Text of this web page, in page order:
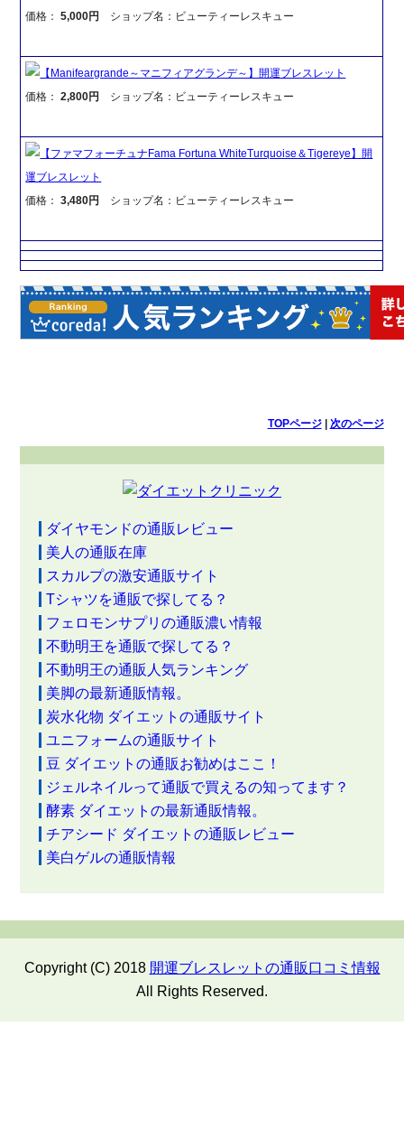
価格：5,000円 ショップ名：ビューティーレスキュー
【Manifeargrande～マニフィアグランデ～】開運ブレスレット
価格：2,800円 ショップ名：ビューティーレスキュー
【ファマフォーチュナFama Fortuna WhiteTurquoise＆Tigereye】開
運ブレスレット
価格：3,480円 ショップ名：ビューティーレスキュー
TOPページ| 次のページ
ダイヤモンドの通販レビュー
美人の通販在庫
スカルプの激安通販サイト
Tシャツを通販で探してる？
フェロモンサプリの通販濃い情報
不動明王を通販で探してる？
不動明王の通販人気ランキング
美脚の最新通販情報。
炭水化物 ダイエットの通販サイト
ユニフォームの通販サイト
豆 ダイエットの通販お勧めはここ！
ジェルネイルって通販で買えるの知ってます？
酵素 ダイエットの最新通販情報。
チアシード ダイエットの通販レビュー
美白ゲルの通販情報
Copyright (C) 2018 開運ブレスレットの通販口コミ情報
All Rights Reserved.